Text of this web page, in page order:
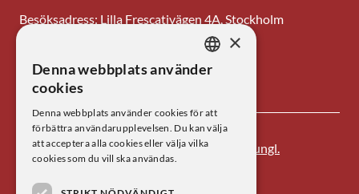
Besöksadress: Lilla Frescativägen 4A, Stockholm
E-post: centrum@kva.se
Centrum för vetenskapshistoria är ett av
Kungl.
Vetenskapsakademiens forskningsinstitut.
SWEDISH
×
Denna webbplats använder
cookies
Denna webbplats använder cookies för att
förbättra användarupplevelsen. Du kan välja
att acceptera alla cookies eller välja vilka
cookies som du vill ska användas.